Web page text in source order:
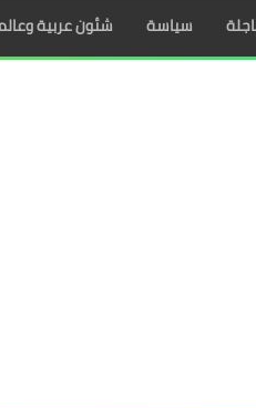
سياسة شئون عربية